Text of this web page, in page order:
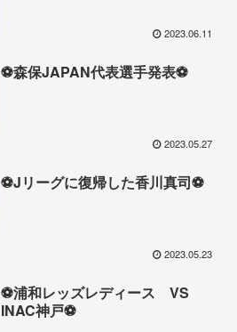
2023.06.11
⚽️森保JAPAN代表選手発表⚽️
2023.05.27
⚽Jリーグに復帰した香川真司⚽
2023.05.23
⚽浦和レッズレディース VS
INAC神戸⚽